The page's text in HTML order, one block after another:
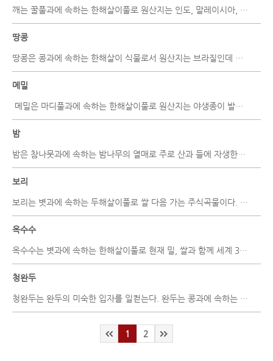
깨는 꿀풀과에 속하는 한해살이풀로 원산지는 인도, 말레이시아, 이집트 지방이다. 우리..
땅콩
땅콩은 콩과에 속하는 한해살이 식물로서 원산지는 브라질인데 현재 주산지는 인도, 중..
메밀
메밀은 마디풀과에 속하는 한해살이풀로 원산지는 야생종이 발견된 지역인 아무르..
밤
밤은 참나뭇과에 속하는 밤나무의 열매로 주로 산과 들에 자생한다. 원산지는 중국과 유..
보리
보리는 볏과에 속하는 두해살이풀로 쌀 다음 가는 주식곡물이다. 원산지는 서남아시아, ..
옥수수
옥수수는 볏과에 속하는 한해살이풀로 현재 밀, 쌀과 함께 세계 3대 주요 농산물 중의 ..
청완두
청완두는 완두의 미숙한 입자를 일컫는다. 완두는 콩과에 속하는 한해살이 또는 두해살..
1 2